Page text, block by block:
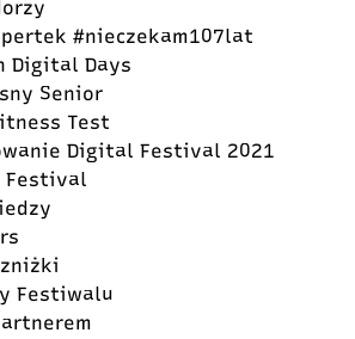
#nieczekam107lat
Digital Days
Senior
Test
Digital Festival 2021
Festival
Festiwalu